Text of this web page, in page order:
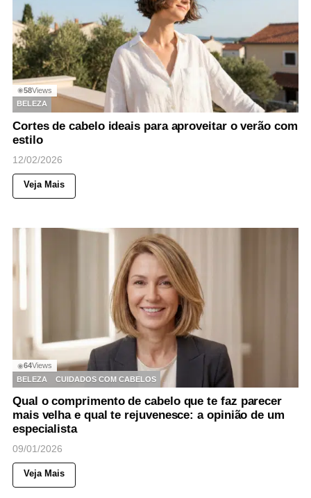
◉58Views
BELEZA
Cortes de cabelo ideais para aproveitar o verão com
estilo
12/02/2026
Veja Mais
◉64Views
BELEZA
CUIDADOS COM CABELOS
Qual o comprimento de cabelo que te faz parecer
mais velha e qual te rejuvenesce: a opinião de um
especialista
09/01/2026
Veja Mais